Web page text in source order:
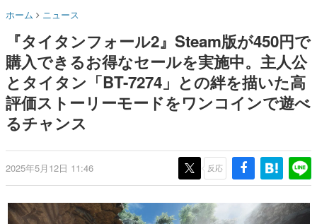
名作ゲームクリエイターの方々に製作時のエピソードをお
きます。
赫本
この物語を解いてはいけない。『赫本』は、〈試験問題〉
の形をした短編ホラー小説集です。
これからのデジタルゲーム市場を担う若きクリエイター達
ゲーム世代の作家たち
ゲームに多大な影響を受けた作家さんに取材し、ゲームが
画です。
ークやジオン公国軍のエンブレ
ホーム ニュース
『タイタンフォール2』Steam版が450円で
購入できるお得なセールを実施中。主人公
とタイタン「BT-7274」との絆を描いた高
評価ストーリーモードをワンコインで遊べ
るチャンス
2025年5月12日 11:46 反応